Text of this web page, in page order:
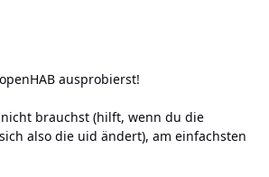
ausprobierst!
brauchst (hilft, wenn du die
also die uid ändert), am einfachsten